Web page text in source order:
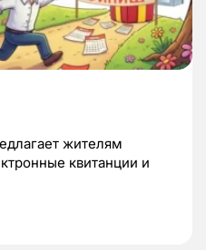
жителям
квитанции и